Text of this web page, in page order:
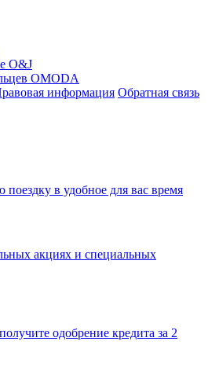
O&J
OMODA
информация Обратная связь
в удобное для вас время
акциях и специальных
одобрение кредита за 2